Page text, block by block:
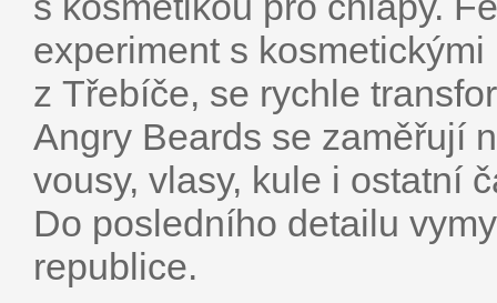
experiment s
z Třebíče, se rychle
Angry Beards se zaměřují
vousy, vlasy, kule i ostatní
Do posledního detailu
republice.